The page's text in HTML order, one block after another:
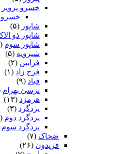
خسرو پرویز
خسرو
شاپور (۵)
شاپور ذو
شاپور سوم‏ (۱)
شیرویه (۵)
فرایین (۲)
فرخ زاد (۱)
قباد (۹)
نرسئ بهرام‏
هرمزد (۱۳)
یزدگرد (۳)
یزدگرد دوم (۱)
یزدگرد سوم
ضحاک (۷)
فریدون (۲۶)